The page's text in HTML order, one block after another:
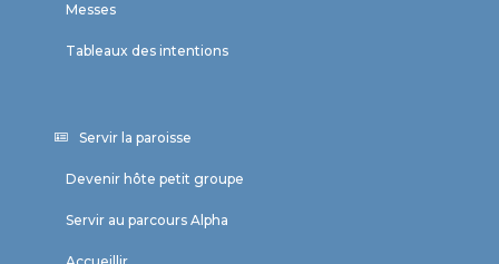
Messes
Tableaux des intentions
Servir la paroisse
Devenir hôte petit groupe
Servir au parcours Alpha